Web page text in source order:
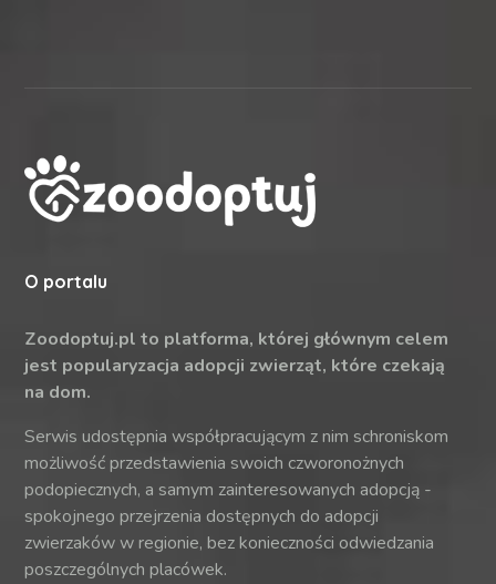
O portalu
Zoodoptuj.pl to platforma, której głównym celem
jest popularyzacja adopcji zwierząt, które czekają
na dom.
Serwis udostępnia współpracującym z nim schroniskom
możliwość przedstawienia swoich czworonożnych
podopiecznych, a samym zainteresowanych adopcją -
spokojnego przejrzenia dostępnych do adopcji
zwierzaków w regionie, bez konieczności odwiedzania
poszczególnych placówek.